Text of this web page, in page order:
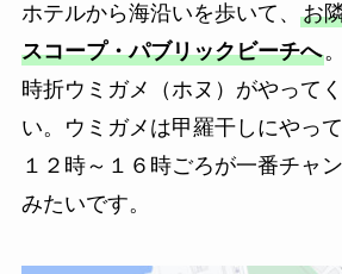
ホテルから海沿いを歩いて、 お
スコープ・パブリックビーチへ
時折ウミガメ（ホヌ）がやって
い。ウミガメは甲羅干しにやっ
１２時～１６時ごろが一番チャ
みたいです。